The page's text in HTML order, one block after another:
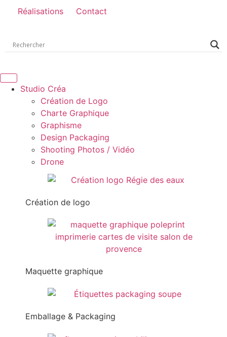
Réalisations Contact
Studio Créa
Création de Logo
Charte Graphique
Graphisme
Design Packaging
Shooting Photos / Vidéo
Drone
Création de logo
Maquette graphique
Emballage & Packaging